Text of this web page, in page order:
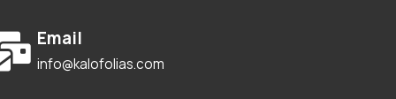
Email
info@kalofolias.com